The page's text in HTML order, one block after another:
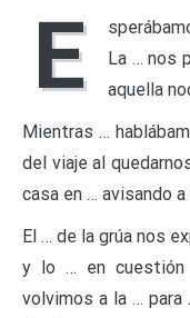
E
La … nos
aquella
Mientras …
del viaje al
casa en … avisando
El … de la grúa nos
y lo … en
volvimos a la …